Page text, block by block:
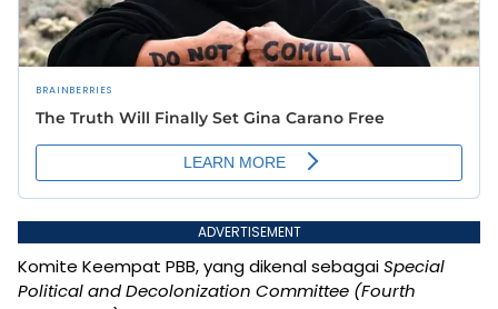
ADVERTISEMENT
Komite Keempat PBB, yang dikenal sebagaiSpecial
Political and Decolonization Committee (Fourth